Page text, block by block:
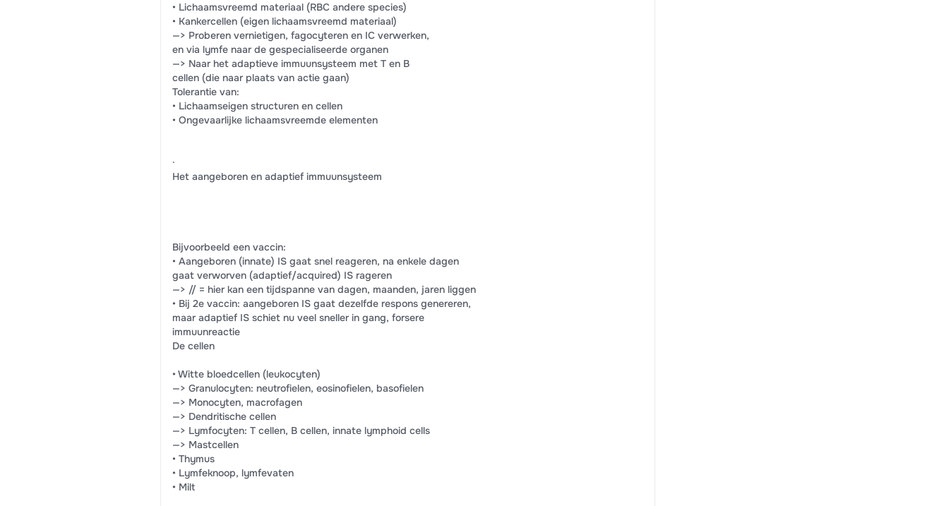
• Lichaamsvreemd materiaal (RBC andere species)
• Kankercellen (eigen lichaamsvreemd materiaal)
—> Proberen vernietigen, fagocyteren en IC verwerken,
en via lymfe naar de gespecialiseerde organen
—> Naar het adaptieve immuunsysteem met T en B
cellen (die naar plaats van actie gaan)
Tolerantie van:
• Lichaamseigen structuren en cellen
• Ongevaarlijke lichaamsvreemde elementen
·
Het aangeboren en adaptief immuunsysteem
Bijvoorbeeld een vaccin:
• Aangeboren (innate) IS gaat snel reageren, na enkele dagen
gaat verworven (adaptief/acquired) IS rageren
—> // = hier kan een tijdspanne van dagen, maanden, jaren liggen
• Bij 2e vaccin: aangeboren IS gaat dezelfde respons genereren,
maar adaptief IS schiet nu veel sneller in gang, forsere
immuunreactie
De cellen
• Witte bloedcellen (leukocyten)
—> Granulocyten: neutrofielen, eosinofielen, basofielen
—> Monocyten, macrofagen
—> Dendritische cellen
—> Lymfocyten: T cellen, B cellen, innate lymphoid cells
—> Mastcellen
• Thymus
• Lymfeknoop, lymfevaten
• Milt